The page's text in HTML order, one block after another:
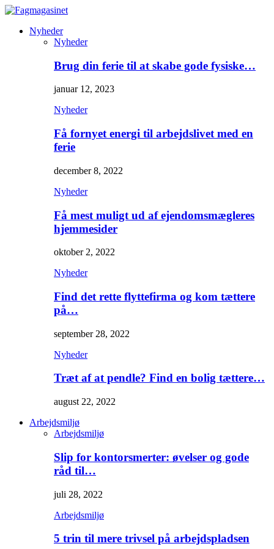
Nyheder
Nyheder
Brug din ferie til at skabe gode fysiske…
januar 12, 2023
Nyheder
Få fornyet energi til arbejdslivet med en
ferie
december 8, 2022
Nyheder
Få mest muligt ud af ejendomsmægleres
hjemmesider
oktober 2, 2022
Nyheder
Find det rette flyttefirma og kom tættere
på…
september 28, 2022
Nyheder
Træt af at pendle? Find en bolig tættere…
august 22, 2022
Arbejdsmiljø
Arbejdsmiljø
Slip for kontorsmerter: øvelser og gode
råd til…
juli 28, 2022
Arbejdsmiljø
5 trin til mere trivsel på arbejdspladsen